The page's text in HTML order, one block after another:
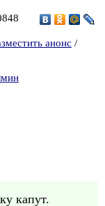
анонс /
капут.